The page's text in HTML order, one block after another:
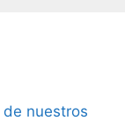
nuestros